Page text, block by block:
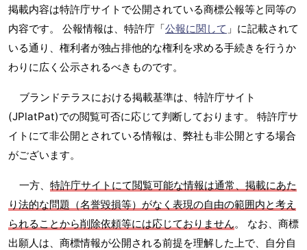
掲載内容は特許庁サイトで公開されている商標公報等と同等の
内容です。 公報情報は、特許庁「公報に関して 」に記載されて
いる通り、権利者が独占排他的な権利を求める手続きを行うか
わりに広く公示されるべきものです。
ブランドテラスにおける掲載基準は、特許庁サイト
(JPlatPat)での閲覧可否に応じて判断しております。 特許庁サ
イトにて非公開とされている情報は、弊社も非公開とする場合
がございます。
一方、 特許庁サイトにて閲覧可能な情報は通常、掲載にあた
り法的な問題（名誉毀損等）がなく表現の自由の範囲内と考え
られることから削除依頼等には応じておりません。 なお、商標
出願人は、商標情報が公開される前提を理解した上で、自分自